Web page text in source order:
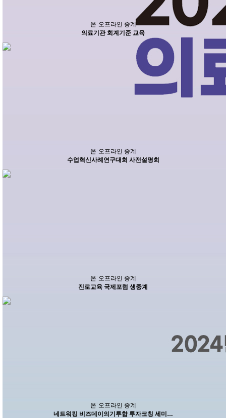
온˙오프라인 중계
의료기관 회계기준 교육
온˙오프라인 중계
수업혁신사례연구대회 사전설명회
온˙오프라인 중계
진로교육 국제포럼 생중계
온˙오프라인 중계
네트워킹 비즈데이의기투합 투자코칭 세미…